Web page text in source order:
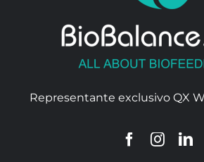
Representante exclusivo QX